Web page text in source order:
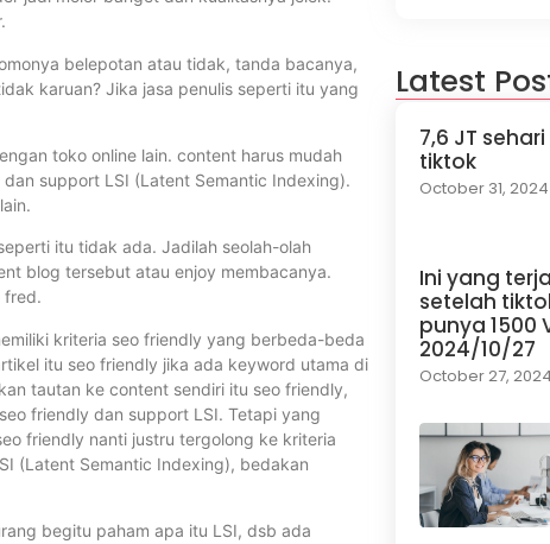
belepotan atau tidak, tanda bacanya,
karuan? Jika jasa penulis seperti itu yang
toko online lain. content harus mudah
support LSI (Latent Semantic Indexing).
itu tidak ada. Jadilah seolah-olah
blog tersebut atau enjoy membacanya.
fred.
kriteria seo friendly yang berbeda-beda
itu seo friendly jika ada keyword utama di
tautan ke content sendiri itu seo friendly,
friendly dan support LSI. Tetapi yang
friendly nanti justru tergolong ke kriteria
(Latent Semantic Indexing), bedakan
begitu paham apa itu LSI, dsb ada
Latest
7,6 JT
tiktok
October 31, 2024
Ini yang
setelah
punya 1500
2024/10/27
October 27, 2024